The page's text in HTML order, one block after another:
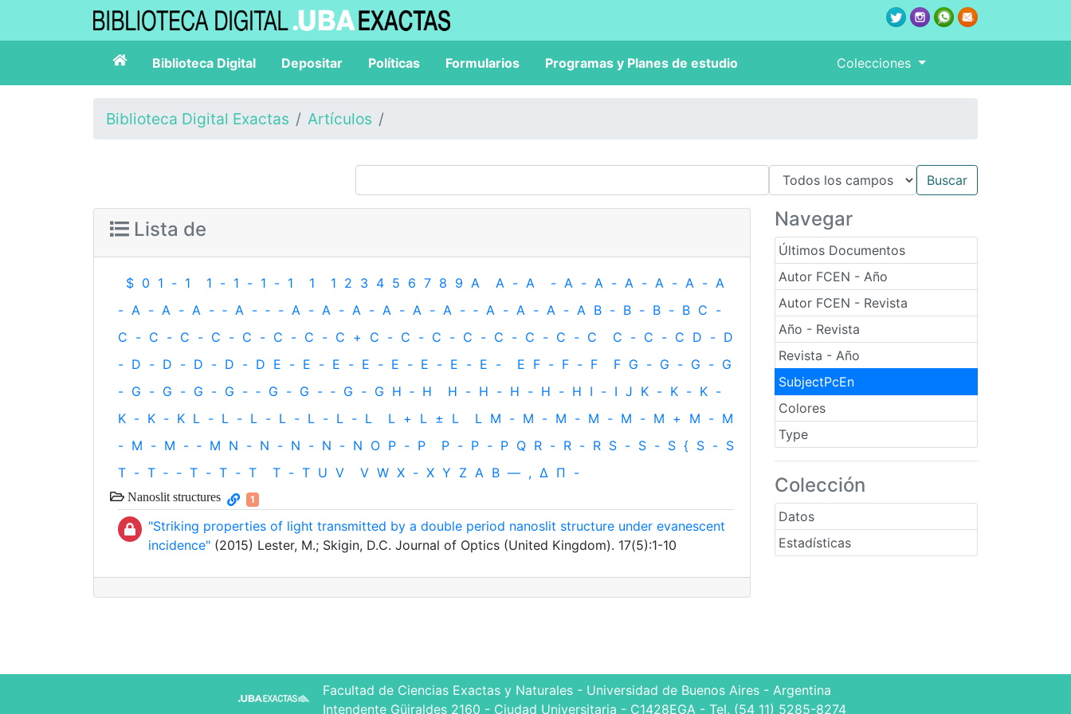
Biblioteca Digital Depositar Políticas Formularios Programas y Planes de estudio Colecciones
Biblioteca Digital Exactas Artículos
Navegar
Últimos Documentos
Autor FCEN - Año
Autor FCEN - Revista
Año - Revista
Revista - Año
SubjectPcEn
Colores
Type
Colección
Datos
Estadísticas
Lista de
$ 0 1 - 1 1 - 1 - 1 - 1 1 1 2 3 4 5 6 7 8 9 A A - A - A - A - A - A - A - A
- A - A - A - ‐ A - ‐ - A - A - A - A - A - A - ‐ A - A - A - A B - B - B - B C -
C - C - C - C - C - C - C - C + C - C - C - C - C - C - C - C C - C - C D - D
- D - D - D - D - D E - E - E - E - E - E - E - E - E F - F - F F G - G - G - G
- G - G - G - G - ‐ G - G - ‐ G - G H ‐ H H - H - H - H - H I - I J K - K - K -
K - K - K L - L - L - L - L - L - L L + L ± L L M - M - M - M - M - M + M - M
- M - M - ‐ M N - N - N - N - N O P - P P - P - P Q R - R - R S - S - S { S - S
T - T ‐ - T - T - T T - T U V V W X - X Y Z Α Β — , Δ Π -
Nanoslit structures 1
"Striking properties of light transmitted by a double period nanoslit structure under evanescent
incidence" (2015) Lester, M.; Skigin, D.C. Journal of Optics (United Kingdom). 17(5):1-10
Facultad de Ciencias Exactas y Naturales - Universidad de Buenos Aires - Argentina
Intendente Güiraldes 2160 - Ciudad Universitaria - C1428EGA - Tel. (54 11) 5285-8274